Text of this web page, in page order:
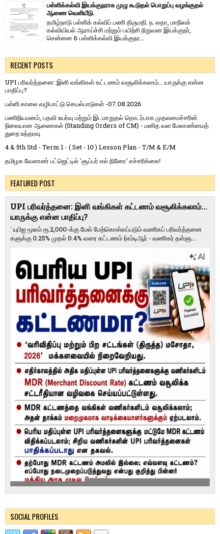
பள்ளிக்கல்வி இயக்குநராக முழு கூடுதல் பொறுப்பு வழங்குதல்
ஆணை வெளியீடு.
தமிழ்நாடு பள்ளிக் கல்விப் பணி திருமதி. ந. லதா, மாநிலக்
கல்வியியல் ஆராய்ச்சி மற்றும் பயிற்சி நிறுவன இயக்குநர்,
சென்னை 6 பள்ளிக்கல்வி இயக்குநர...
RECENT POSTS
UPI பரிவர்த்தனை: இனி வங்கிகள் கட்டணம் வசூலிக்கலாம்... யாருக்கு என்ன
பாதிப்பு?
பள்ளி காலை வழிபாட்டு செயல்பாடுகள் -07.08.2026
பணிநியமனம், பதவி உயர்வு மற்றும் இடமாறுதல் தொடர்பாக முதலமைச்சரின்
நிலையான ஆணைகள் (Standing Orders of CM) - மனித வள மேலாண்மைத்
துறை உத்தரவு
4 & 5th Std - Term 1 - ( Set - 10 ) Lesson Plan - T/M & E/M
தமிழக வேளாண் பட்ஜெட்டில் 'சூப்பர் எல் நினோ' எச்சரிக்கை!
FEATURED POST
UPI பரிவர்த்தனை: இனி வங்கிகள் கட்டணம் வசூலிக்கலாம்...
யாருக்கு என்ன பாதிப்பு?
` யுபிஐ மூலம் ரூ.2,000-க்கு மேல் மேற்​கொள்​ளப்​படும் வணி​கப் பரிவர்த்​தனை​
களுக்கு 0.25% முதல் 0.4% வரை கட்​ட​ணம் (எம்​டிஆர் - வணி​கர் தள்​ளு...
SOCIAL PROFILES